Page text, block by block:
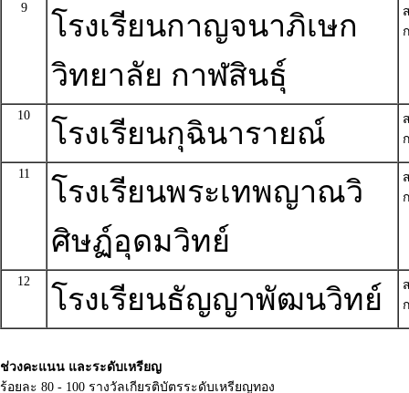
9
โรงเรียนกาญจนาภิเษก
วิทยาลัย กาฬสินธุ์
10
โรงเรียนกุฉินารายณ์
11
โรงเรียนพระเทพญาณวิ
ศิษฏ์อุดมวิทย์
12
โรงเรียนธัญญาพัฒนวิทย์
ช่วงคะแนน และระดับเหรียญ
ร้อยละ 80 - 100 รางวัลเกียรติบัตรระดับเหรียญทอง